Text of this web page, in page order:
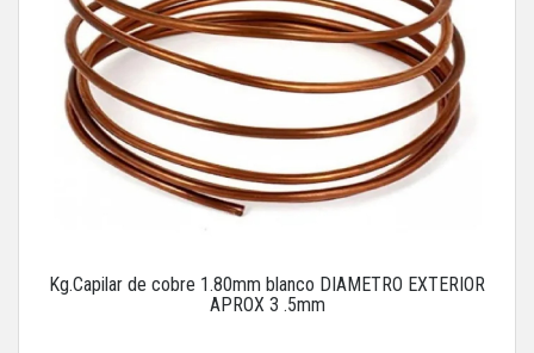
Kg.Capilar de cobre 1.80mm blanco DIAMETRO EXTERIOR
APROX 3 .5mm